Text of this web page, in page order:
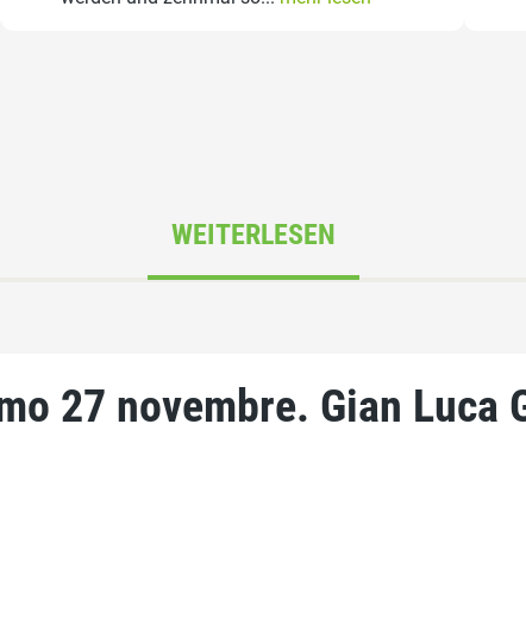
WEITERLESEN
27 novembre. Gian Luca